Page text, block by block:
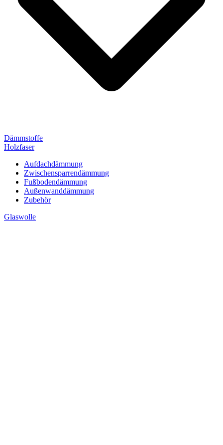
Dämmstoffe
Holzfaser
Aufdachdämmung
Zwischensparrendämmung
Fußbodendämmung
Außenwanddämmung
Zubehör
Glaswolle